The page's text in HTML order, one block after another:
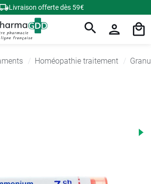
Livraison offerte dès 59€
Homéopathie traitement